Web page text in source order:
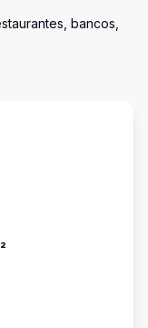
bancos,